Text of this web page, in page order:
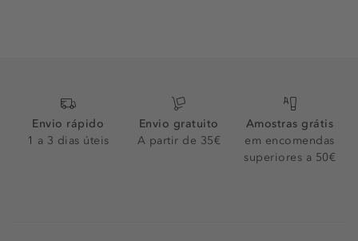
Envio rápido
1 a 3 dias úteis
Envio gratuito
A partir de 35€
Amostras grátis
em encomendas
superiores a 50€